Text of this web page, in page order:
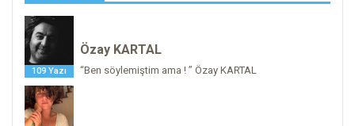
109 Yazı
Özay KARTAL
“Ben söylemiştim ama ! ” Özay KARTAL